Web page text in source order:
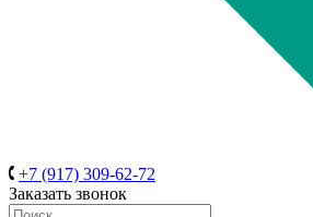
+7 (917) 309-62-72
Заказать звонок